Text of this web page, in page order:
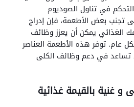
في تناول الصوديوم
تجنب بعض الأطعمة، فإن إدراج
الغذائي يمكن أن يعزز وظائف
عام. توفر هذه الأطعمة العناصر
تساعد في دعم وظائف الكلى
و غنية بالقيمة غذائية